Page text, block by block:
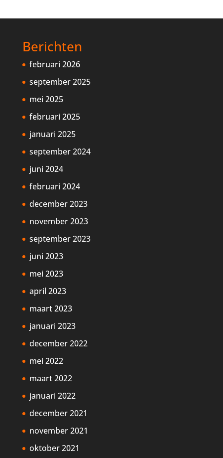
Berichten
februari 2026
september 2025
mei 2025
februari 2025
januari 2025
september 2024
juni 2024
februari 2024
december 2023
november 2023
september 2023
juni 2023
mei 2023
april 2023
maart 2023
januari 2023
december 2022
mei 2022
maart 2022
januari 2022
december 2021
november 2021
oktober 2021